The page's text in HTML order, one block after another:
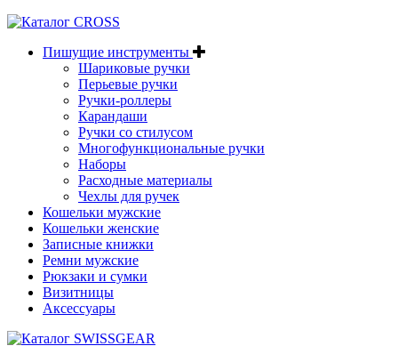
Пишущие инструменты
Шариковые ручки
Перьевые ручки
Ручки-роллеры
Карандаши
Ручки со стилусом
Многофункциональные ручки
Наборы
Расходные материалы
Чехлы для ручек
Кошельки мужские
Кошельки женские
Записные книжки
Ремни мужские
Рюкзаки и сумки
Визитницы
Аксессуары